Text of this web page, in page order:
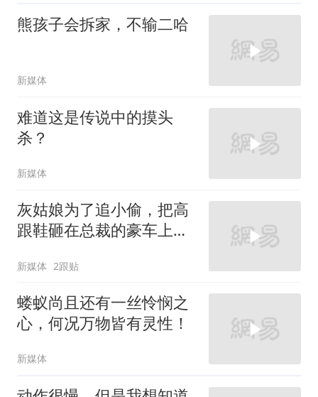
熊孩子会拆家，不输二哈
新媒体
难道这是传说中的摸头
杀？
新媒体
灰姑娘为了追小偷，把高
跟鞋砸在总裁的豪车上，
新媒体 2跟贴
蝼蚁尚且还有一丝怜悯之
心，何况万物皆有灵性！
新媒体